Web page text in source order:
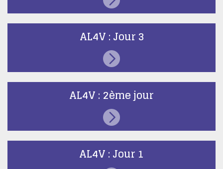
AL4V : Jour 3
AL4V : 2ème jour
AL4V : Jour 1